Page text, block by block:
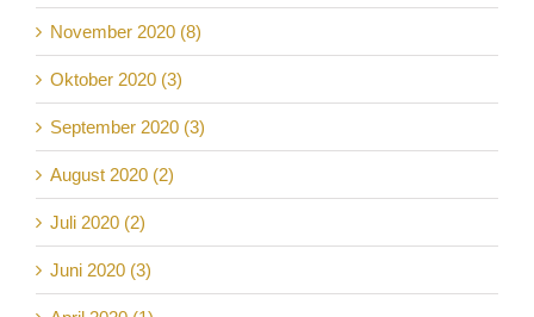
November 2020 (8)
Oktober 2020 (3)
September 2020 (3)
August 2020 (2)
Juli 2020 (2)
Juni 2020 (3)